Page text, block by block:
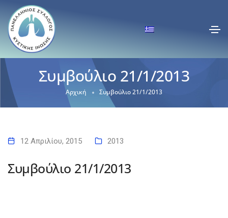
Συμβούλιο 21/1/2013
Αρχική Συμβούλιο 21/1/2013
12 Απριλίου, 2015 2013
Συμβούλιο 21/1/2013